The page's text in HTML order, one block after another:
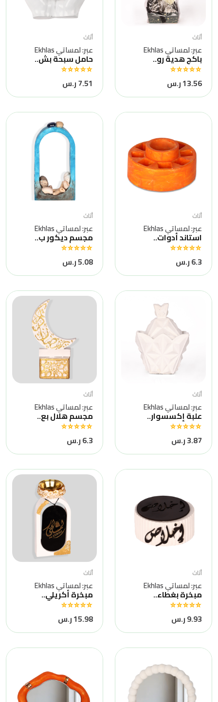
أثاث
عبر: لمساتي Ekhlas
باكج هدية رو..
13.56 ر.س
أثاث
عبر: لمساتي Ekhlas
حامل سبحة بش..
7.51 ر.س
أثاث
عبر: لمساتي Ekhlas
استاند أدوات..
6.3 ر.س
أثاث
عبر: لمساتي Ekhlas
مجسم ديكور ب..
5.08 ر.س
أثاث
عبر: لمساتي Ekhlas
علبة إكسسوار..
3.87 ر.س
أثاث
عبر: لمساتي Ekhlas
مجسم هلال بع..
6.3 ر.س
أثاث
عبر: لمساتي Ekhlas
مبخرة بغطاء..
9.93 ر.س
أثاث
عبر: لمساتي Ekhlas
مبخرة أكريلي..
15.98 ر.س